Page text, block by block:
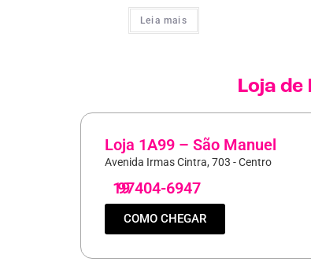
Leia mais
Loja de
Loja 1A99 – São Manuel
Avenida Irmas Cintra, 703 - Centro
19
97404-6947
COMO CHEGAR